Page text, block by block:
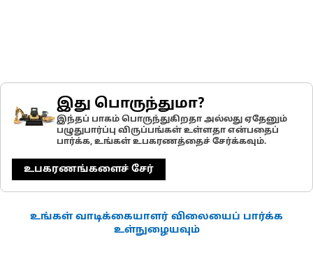
இது பொருந்துமா?
இந்தப் பாகம் பொருந்துகிறதா அல்லது ஏதேனும்
பழுதுபார்ப்பு விருப்பங்கள் உள்ளதா என்பதைப்
பார்க்க, உங்கள் உபகரணத்தைச் சேர்க்கவும்.
உபகரணங்களைச் சேர்
உங்கள் வாடிக்கையாளர் விலையைப் பார்க்க
உள்நுழையவும்